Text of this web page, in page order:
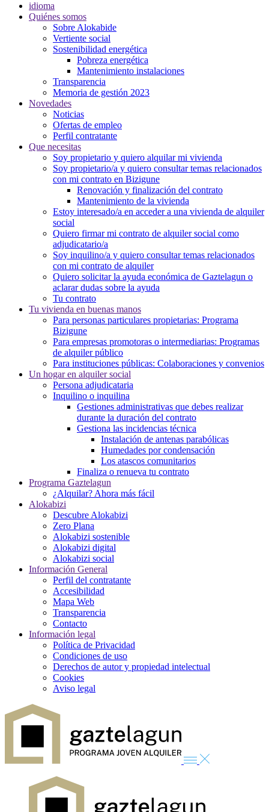
idioma
Quiénes somos
Sobre Alokabide
Vertiente social
Sostenibilidad energética
Pobreza energética
Mantenimiento instalaciones
Transparencia
Memoria de gestión 2023
Novedades
Noticias
Ofertas de empleo
Perfil contratante
Que necesitas
Soy propietario y quiero alquilar mi vivienda
Soy propietario/a y quiero consultar temas relacionados
con mi contrato en Bizigune
Renovación y finalización del contrato
Mantenimiento de la vivienda
Estoy interesado/a en acceder a una vivienda de alquiler
social
Quiero firmar mi contrato de alquiler social como
adjudicatario/a
Soy inquilino/a y quiero consultar temas relacionados
con mi contrato de alquiler
Quiero solicitar la ayuda económica de Gaztelagun o
aclarar dudas sobre la ayuda
Tu contrato
Tu vivienda en buenas manos
Para personas particulares propietarias: Programa
Bizigune
Para empresas promotoras o intermediarias: Programas
de alquiler público
Para instituciones públicas: Colaboraciones y convenios
Un hogar en alquiler social
Persona adjudicataria
Inquilino o inquilina
Gestiones administrativas que debes realizar
durante la duración del contrato
Gestiona las incidencias técnica
Instalación de antenas parabólicas
Humedades por condensación
Los atascos comunitarios
Finaliza o renueva tu contrato
Programa Gaztelagun
¿Alquilar? Ahora más fácil
Alokabizi
Descubre Alokabizi
Zero Plana
Alokabizi sostenible
Alokabizi digital
Alokabizi social
Información General
Perfil del contratante
Accesibilidad
Mapa Web
Transparencia
Contacto
Información legal
Política de Privacidad
Condiciones de uso
Derechos de autor y propiedad intelectual
Cookies
Aviso legal